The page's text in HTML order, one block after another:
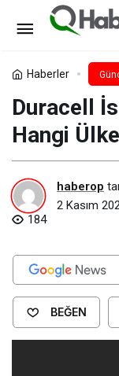
Haberler
Duracell
Hangi
haberop
2 Kasım
184
BEĞEN
HangiYorum